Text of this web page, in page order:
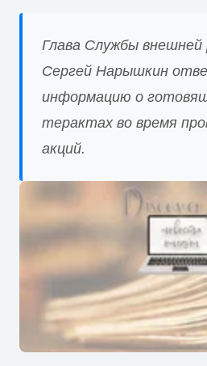
Глава Службы внешней
Сергей Нарышкин
информацию о
терактах во время
акций.